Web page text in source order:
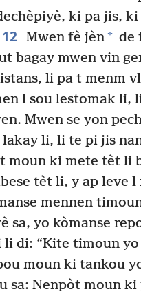
ki pa jis,
12 Mwen fè jèn* de
bagay mwen vin
li pa t menm
l sou lestomak li,
Mwen se yon
lakay li, li te pi jis
moun ki mete tèt li
tèt li, y ap leve l
mennen
sa, yo kòmanse
di: “Kite timoun
moun ki tankou
sa: Nenpòt moun ki